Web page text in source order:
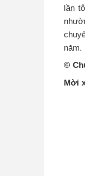
lần
năm.
©
Mời